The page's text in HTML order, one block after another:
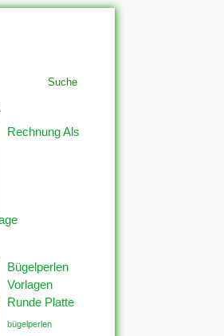
Suche
Rechnung Als
Bügelperlen
Vorlagen
Runde Platte
bügelperlen